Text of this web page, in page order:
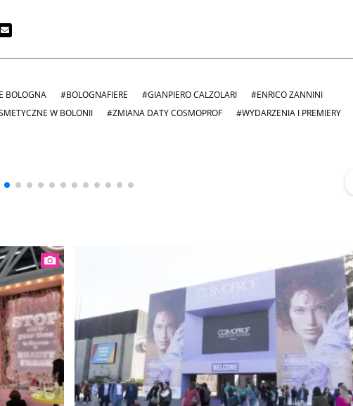
BOLOGNA #BOLOGNAFIERE #GIANPIERO CALZOLARI
#ENRICO ZANNINI
W BOLONII #ZMIANA DATY COSMOPROF #WYDARZENIA I PREMIERY